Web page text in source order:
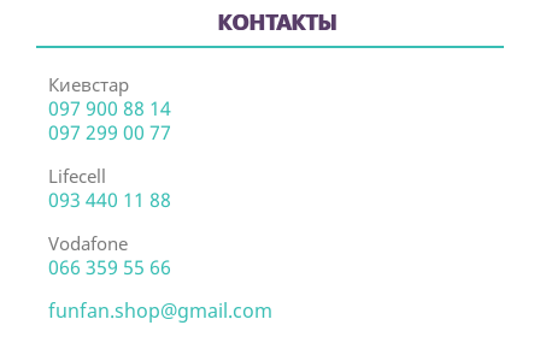
КОНТАКТЫ
Киевстар
097 900 88 14
097 299 00 77
Lifecell
093 440 11 88
Vodafone
066 359 55 66
funfan.shop@gmail.com